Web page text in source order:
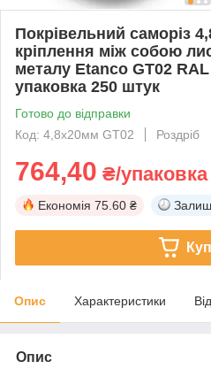
Покрівельний саморіз
кріплення між собою
металу Etanco GT02
упаковка 250 штук
Готово до відправки
Код: 4,8х20мм GT02
Роздріб
764,40 ₴/упаковка
Економія 75.60 ₴
Опис Характеристики
Опис